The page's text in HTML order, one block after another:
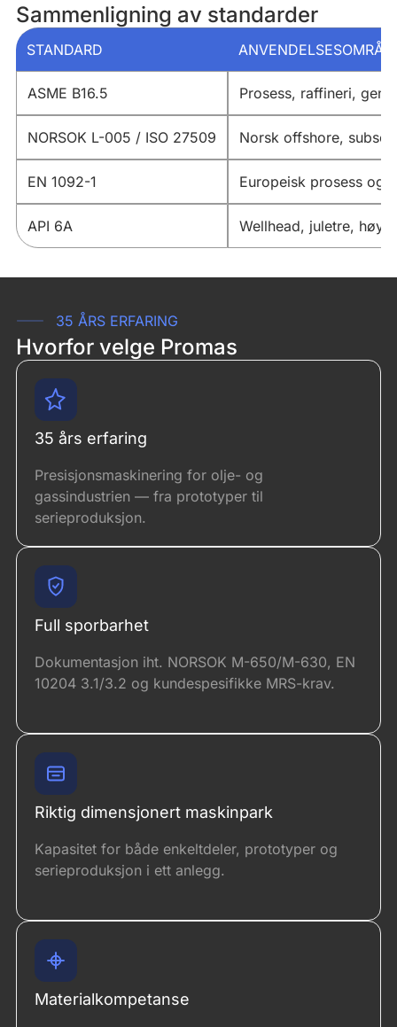
Sammenligning av standarder
STANDARD
ASME B16.5 Prosess, raffineri,
NORSOK L-005 / ISO 27509 Norsk offshore,
EN 1092-1 Europeisk prosess og
API 6A Wellhead, juletre,
35 ÅRS ERFARING
Hvorfor velge Promas
35 års erfaring
Presisjonsmaskinering for olje- og
gassindustrien — fra prototyper til
serieproduksjon.
Full sporbarhet
Dokumentasjon iht. NORSOK M-650/M-630, EN
10204 3.1/3.2 og kundespesifikke MRS-krav.
Riktig dimensjonert maskinpark
Kapasitet for både enkeltdeler, prototyper og
serieproduksjon i ett anlegg.
Materialkompetanse